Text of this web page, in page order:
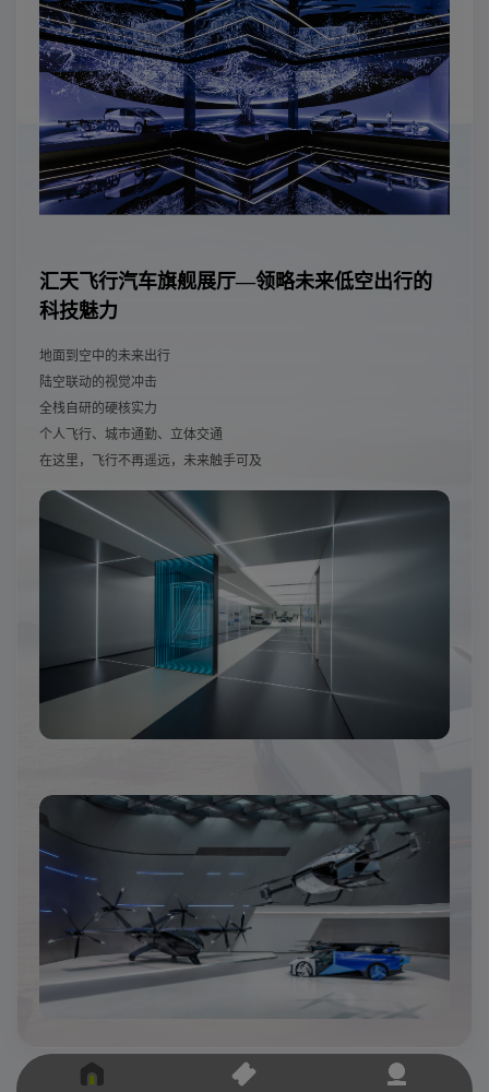
汇天飞行汽车旗舰展厅—领略未来低空出行的
科技魅力
地面到空中的未来出行
陆空联动的视觉冲击
全栈自研的硬核实力
个人飞行、城市通勤、立体交通
在这里，飞行不再遥远，未来触手可及